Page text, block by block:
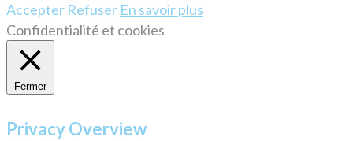
Accepter Refuser En savoir plus
Confidentialité et cookies
Fermer
Privacy Overview